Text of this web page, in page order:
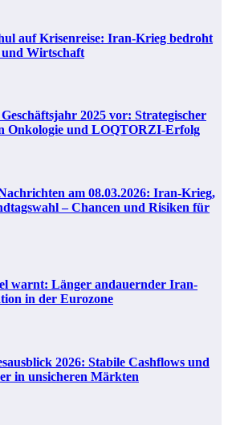
auf Krisenreise: Iran-Krieg bedroht
und Wirtschaft
2025 vor: Strategischer
Onkologie und LOQTORZI-Erfolg
am 08.03.2026: Iran-Krieg,
– Chancen und Risiken für
warnt: Länger andauernder Iran-
in der Eurozone
2026: Stabile Cashflows und
in unsicheren Märkten